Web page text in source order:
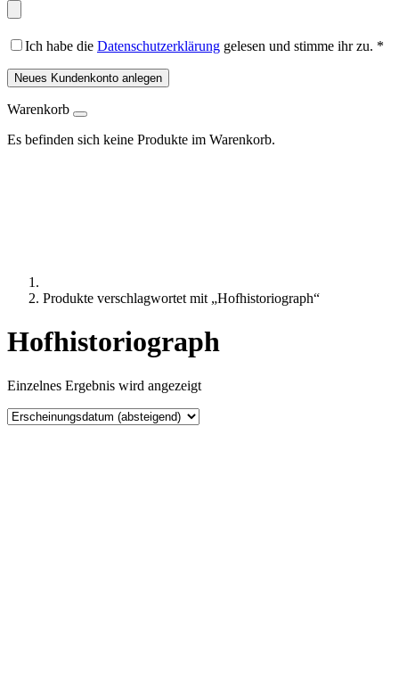
Ich habe die Datenschutzerklärung gelesen und stimme ihr zu. *
Neues Kundenkonto anlegen
Warenkorb
Es befinden sich keine Produkte im Warenkorb.
Produkte verschlagwortet mit „Hofhistoriograph“
Hofhistoriograph
Einzelnes Ergebnis wird angezeigt